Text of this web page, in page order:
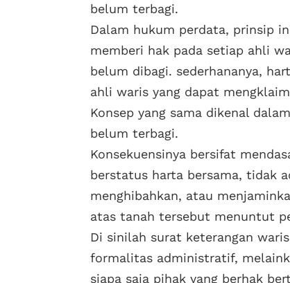
belum terbagi.
Dalam hukum perdata, prinsip
memberi hak pada setiap ahli
belum dibagi. sederhananya,
ahli waris yang dapat
Konsep yang sama dikenal
belum terbagi.
Konsekuensinya bersifat
berstatus harta bersama, tidak
menghibahkan, atau
atas tanah tersebut menuntut
Di sinilah surat keterangan
formalitas administratif,
siapa saja pihak yang berhak